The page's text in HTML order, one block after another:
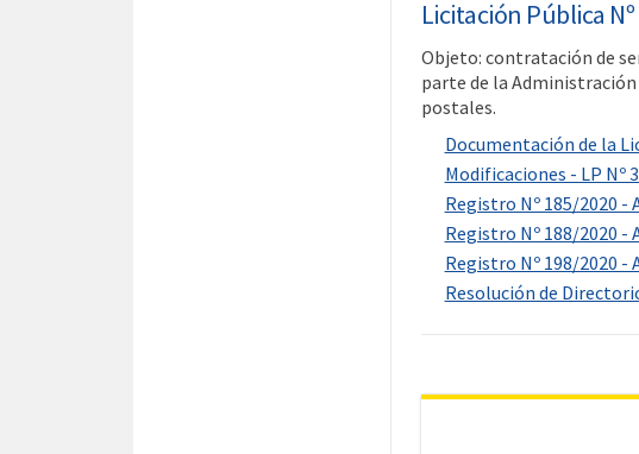
Licitación Pública
Objeto: contratación de
parte de la
postales.
Documentación de la
Modificaciones - LP Nº
Registro Nº 185/2020 -
Registro Nº 188/2020 -
Registro Nº 198/2020 -
Resolución de